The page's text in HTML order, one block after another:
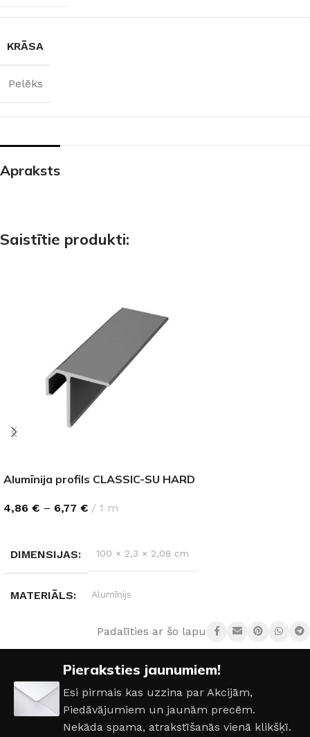
KRĀSA
Pelēks
Apraksts
Saistītie produkti:
Alumīnija profils CLASSIC-SU HARD
4,86 € – 6,77 € 1 m
DIMENSIJAS 100 × 2,3 × 2,08 cm
MATERIĀLS Alumīnijs
Pelēks ,Melns
Padalīties ar šo lapu:
Pieraksties jaunumiem!
Esi pirmais kas uzzina par Akcijām,
Piedāvājumiem un jaunām precēm.
Nekāda spama, atrakstīšanās vienā klikšķī.